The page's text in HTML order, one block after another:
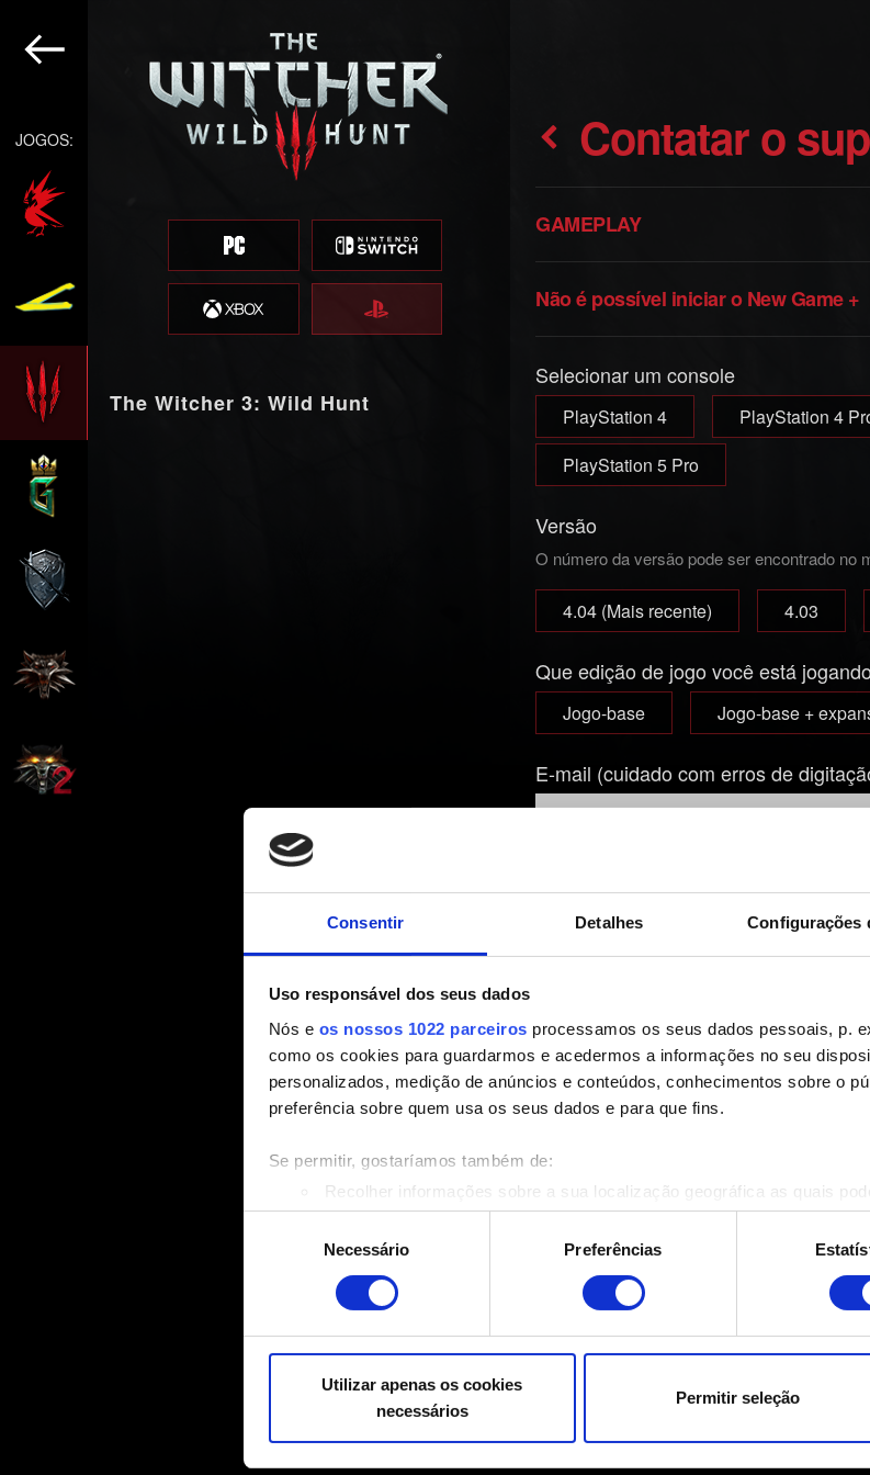
Consentir Detalhes Configurações
Uso responsável dos seus dados
Nós e os nossos 1022 parceiros processamos os seus dados pessoais, p.
como os cookies para guardarmos e acedermos a informações no seu
personalizados, medição de anúncios e conteúdos, conhecimentos sobre o
preferência sobre quem usa os seus dados e para que fins.
Se permitir, gostaríamos também de:
Recolher informações sobre a sua localização geográfica as quais
Identificar o seu dispositivo analisando de forma ativa as
Saiba mais sobre como os seus dados pessoais são processados e defina
Pode alterar ou retirar o seu consentimento a qualquer momento da
relacionadas a conteúdos para que o site funcione melhor para você. Para
mídias sociais, com algo que possa ser de seu interesse, podemos
nossos parceiros. Todos esses cookies adicionais precisarão da sua
consentimento
Necessário Preferências
Utilizar apenas os cookies
necessários
Permitir seleção
JOGOS:
The Witcher 3: Wild Hunt
Contatar o
GAMEPLAY
Não é possível iniciar o New Game +
Selecionar um console
PlayStation 4 PlayStation 4
PlayStation 5 Pro
Versão
O número da versão pode ser encontrado no
4.04 (Mais recente) 4.03
Que edição de jogo você está
Jogo-base Jogo-base +
E-mail (cuidado com erros de
Adicionar arquivo
Você pode anexar um arquivo para o seu
Enviar
Informações sobre seus dados